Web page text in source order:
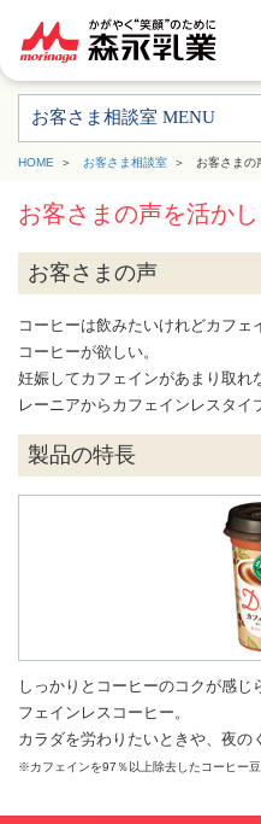
お客さま相談室 MENU
HOME お客さま相談室 お客さまの
お客さまの声を活か
お客さまの声
コーヒーは飲みたいけれどカフ
コーヒーが欲しい。
妊娠してカフェインがあまり取れ
レーニアからカフェインレスタイ
製品の特長
しっかりとコーヒーのコクが感じ
フェインレスコーヒー。
カラダを労わりたいときや、夜の
※カフェインを97％以上除去したコーヒー